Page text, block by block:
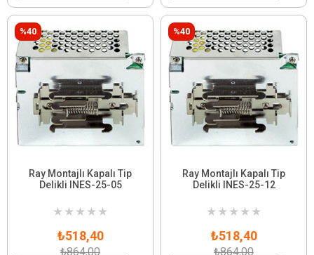
Ray Montajlı Kapalı Tip
Delikli INES-25-05
★ ★ ★ ★ ★
₺518,40
₺864,00
%40
Ray Montajlı Kapalı Tip
Delikli INES-25-12
★ ★ ★ ★ ★
₺518,40
₺864,00
%40